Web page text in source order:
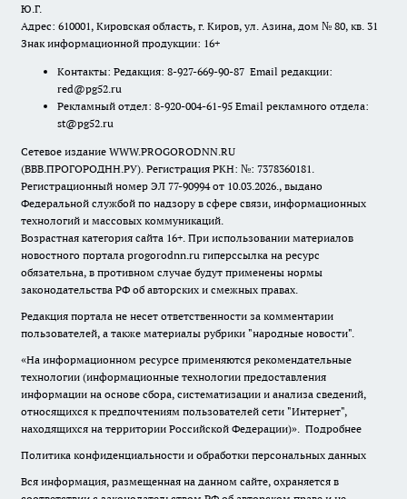
Ю.Г.
Адрес: 610001, Кировская область, г. Киров, ул. Азина, дом № 80, кв. 31
Знак информационной продукции: 16+
Контакты: Редакция: 8-927-669-90-87 Email редакции:
red@pg52.ru
Рекламный отдел: 8-920-004-61-95 Email рекламного отдела:
st@pg52.ru
Сетевое издание WWW.PROGORODNN.RU
(ВВВ.ПРОГОРОДНН.РУ). Регистрация РКН: №: 7378360181.
Регистрационный номер ЭЛ 77-90994 от 10.03.2026., выдано
Федеральной службой по надзору в сфере связи, информационных
технологий и массовых коммуникаций.
Возрастная категория сайта 16+. При использовании материалов
новостного портала progorodnn.ru гиперссылка на ресурс
обязательна, в противном случае будут применены нормы
законодательства РФ об авторских и смежных правах.
Редакция портала не несет ответственности за комментарии
пользователей, а также материалы рубрики "народные новости".
«На информационном ресурсе применяются рекомендательные
технологии (информационные технологии предоставления
информации на основе сбора, систематизации и анализа сведений,
относящихся к предпочтениям пользователей сети "Интернет",
находящихся на территории Российской Федерации)». Подробнее
Политика конфиденциальности и обработки персональных данных
Вся информация, размещенная на данном сайте, охраняется в